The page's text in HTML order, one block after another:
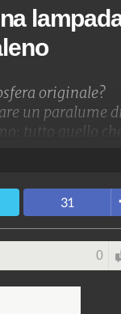
originale?
un paralume
tutto quello
il risultato
id/Ribbon-
31
0